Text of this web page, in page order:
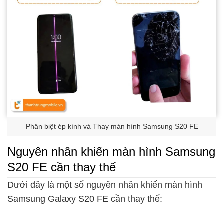
Phân biệt ép kính và Thay màn hình Samsung S20 FE
Nguyên nhân khiến màn hình Samsung
S20 FE cần thay thế
Dưới đây là một số nguyên nhân khiến màn hình
Samsung Galaxy S20 FE cần thay thế: